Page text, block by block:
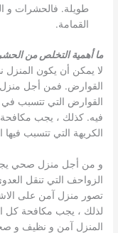
طويلة. فالحشرات و
القمامة.
ما أهمية التخلص من
لا يمكن أن يكون
القوارض. فمن أجل
القوارض التي تتسبب في
فيه. كذلك ، يجب
الكريهة التي تتسبب
و من أجل منزل صحي
الزواحف التي تنقل
تصور منزل آمن على
لذلك ، يجب مكافحة كل
المنزل آمن و نظيف و